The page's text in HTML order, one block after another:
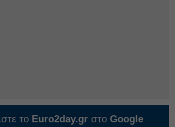
το Euro2day.gr στο Google